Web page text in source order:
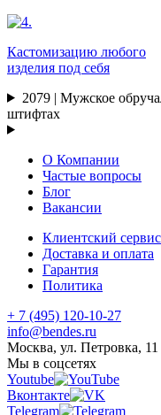
Кастомизацию любого
изделия под себя
2079 | Мужское
штифтах
О Компании
Частые вопросы
Блог
Вакансии
Клиентский сервис
Доставка и оплата
Гарантия
Политика
+ 7 (495) 120-10-27
info@bendes.ru
Москва, ул. Петровка, 11
Мы в соцсетях
Youtube
Вконтакте
Telegram